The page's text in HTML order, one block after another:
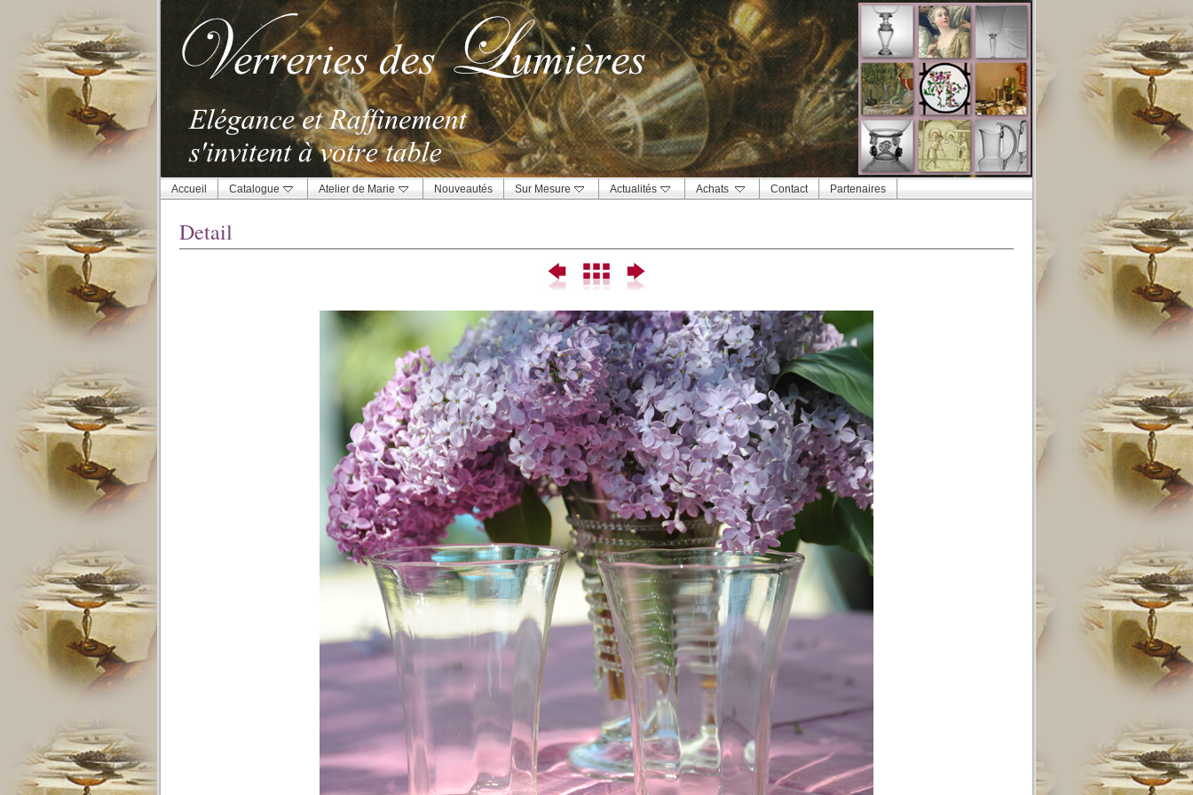
Accueil Catalogue Atelier de Marie Nouveautés Sur Mesure Actualités Achats Contact Partenaires
Detail